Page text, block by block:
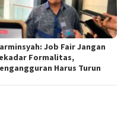
Job Fair Jangan
Formalitas,
Harus Turun